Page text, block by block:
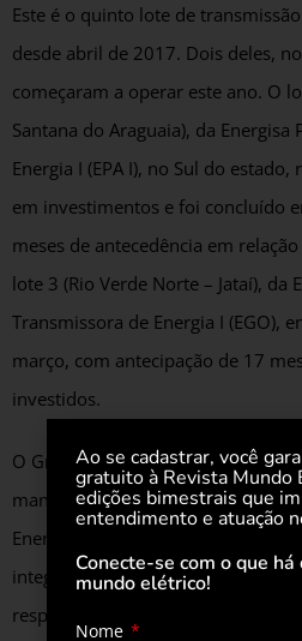
Este é o quinto lote de
desde abril de 2017. Dois deles,
começaram a operar este ano. O
Santana do Araguaia), da Energisa
Energia I (EPA I), no Sul do
em investimentos e foi concluído
meses de antecedência em
lote 3 (Rio Verde Norte – Jataí), da
Transmissora de Energia I (EGO),
março, com antecipação de 17
investidos.
O Grupo Energisa possui larga
manutenção de linhas de
Energisa Soluções (ESOL),
integradas e serviços para o
responsável pela operação destes
Ao se cadastrar, você
gratuito à Revista Mundo
edições bimestrais que
entendimento e atuação
Conecte-se com o que
mundo elétrico!
Nome